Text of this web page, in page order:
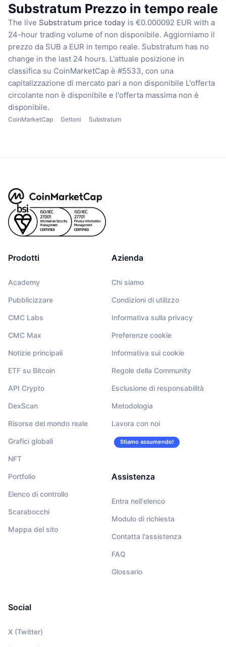
Substratum Prezzo in tempo reale
The live Substratum price today is €0.000092 EUR with a
24-hour trading volume of non disponibile. Aggiorniamo il
prezzo da SUB a EUR in tempo reale. Substratum has no
change in the last 24 hours. L'attuale posizione in
classifica su CoinMarketCap è #5533, con una
capitalizzazione di mercato pari a non disponibile L'offerta
circolante non è disponibile e l'offerta massima non è
disponibile.
CoinMarketCap Gettoni Substratum
Prodotti
Academy
Pubblicizzare
CMC Labs
CMC Max
Notizie principali
ETF su Bitcoin
API Crypto
DexScan
Risorse del mondo reale
Grafici globali
NFT
Portfolio
Elenco di controllo
Scarabocchi
Mappa del sito
Azienda
Chi siamo
Condizioni di utilizzo
Informativa sulla privacy
Preferenze cookie
Informativa sui cookie
Regole della Community
Esclusione di responsabilità
Metodologia
Lavora con noi
Stiamo assumendo!
Assistenza
Entra nell'elenco
Modulo di richiesta
Contatta l'assistenza
FAQ
Glossario
Social
X (Twitter)